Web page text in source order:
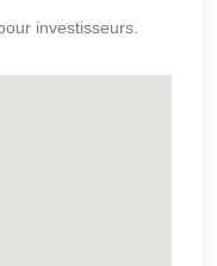
investisseurs.